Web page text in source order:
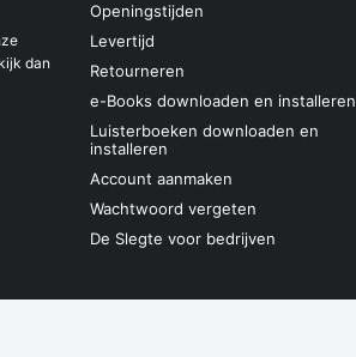
dan
Openingstijden
Levertijd
Retourneren
e-Books downloaden en installeren
Luisterboeken downloaden en
installeren
Account aanmaken
Wachtwoord vergeten
De Slegte voor bedrijven